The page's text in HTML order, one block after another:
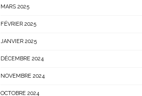
MARS 2025
FÉVRIER 2025
JANVIER 2025
DÉCEMBRE 2024
NOVEMBRE 2024
OCTOBRE 2024